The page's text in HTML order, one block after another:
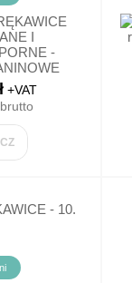
OCHR. DRÓG
+VAT
- 10.